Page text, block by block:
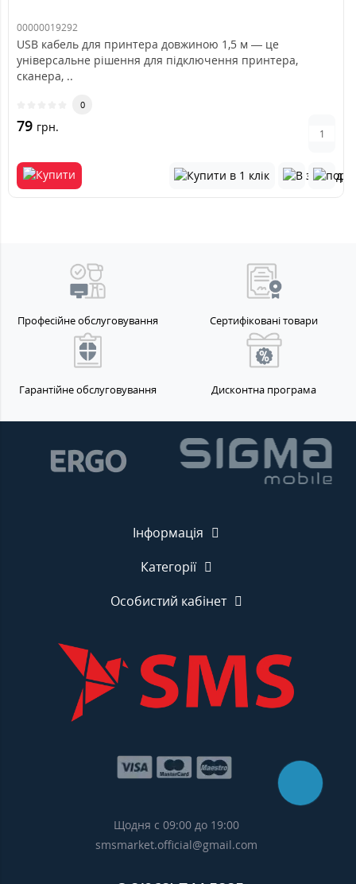
00000019292
USB кабель для принтера довжиною 1,5 м — це
універсальне рішення для підключення принтера,
сканера, ..
0
79 грн.
Професійне обслуговування Сертифіковані товари
Гарантійне обслуговування Дисконтна програма
Інформація
Категорії
Особистий кабінет
Щодня с 09:00 до 19:00
smsmarket.official@gmail.com